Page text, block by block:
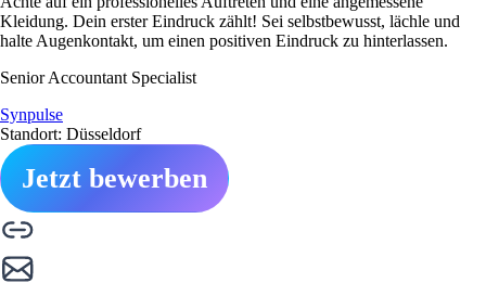
Kleidung. Dein erster Eindruck zählt! Sei selbstbewusst, lächle und
halte Augenkontakt, um einen positiven Eindruck zu hinterlassen.
Senior Accountant Specialist
Synpulse
Standort: Düsseldorf
Jetzt bewerben